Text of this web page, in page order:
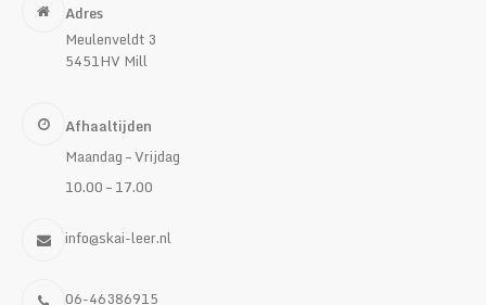
Adres
Meulenveldt 3
5451HV Mill
Afhaaltijden
Maandag – Vrijdag
10.00 – 17.00
info@skai-leer.nl
06-46386915